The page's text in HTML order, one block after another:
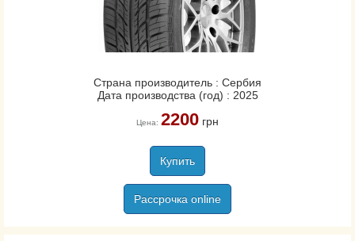
Страна производитель : Сербия
Дата производства (год) : 2025
Цена: 2200грн
Купить
Рассрочка online